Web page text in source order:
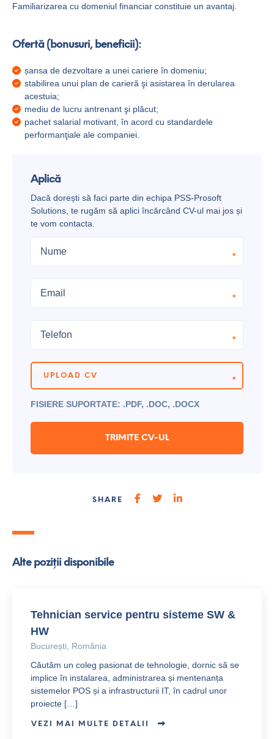
Familiarizarea cu domeniul financiar constituie un avantaj.
Ofertă (bonusuri, beneficii):
șansa de dezvoltare a unei cariere în domeniu;
stabilirea unui plan de carieră şi asistarea în derularea
acestuia;
mediu de lucru antrenant şi plăcut;
pachet salarial motivant, în acord cu standardele
performanţiale ale companiei.
Aplică
Dacă dorești să faci parte din echipa PSS-Prosoft
Solutions, te rugăm să aplici încărcând CV-ul mai jos și
te vom contacta.
*
*
*
UPLOAD CV *
FISIERE SUPORTATE: .PDF, .DOC, .DOCX
SHARE
Alte poziții disponibile
Tehnician service pentru sisteme SW &
HW
București, România
Căutăm un coleg pasionat de tehnologie, dornic să se
implice în instalarea, administrarea și mentenanța
sistemelor POS și a infrastructurii IT, în cadrul unor
proiecte […]
VEZI MAI MULTE DETALII